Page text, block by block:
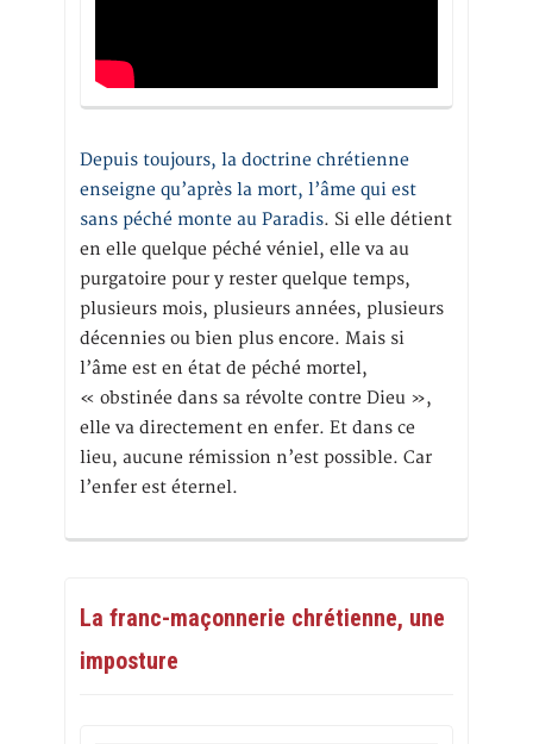
Depuis toujours, la doctrine chrétienne
enseigne qu’après la mort, l’âme qui est
sans péché monte au Paradis. Si elle détient
en elle quelque péché véniel, elle va au
purgatoire pour y rester quelque temps,
plusieurs mois, plusieurs années, plusieurs
décennies ou bien plus encore. Mais si
l’âme est en état de péché mortel,
« obstinée dans sa révolte contre Dieu »,
elle va directement en enfer. Et dans ce
lieu, aucune rémission n’est possible. Car
l’enfer est éternel.
La franc-maçonnerie chrétienne, une
imposture